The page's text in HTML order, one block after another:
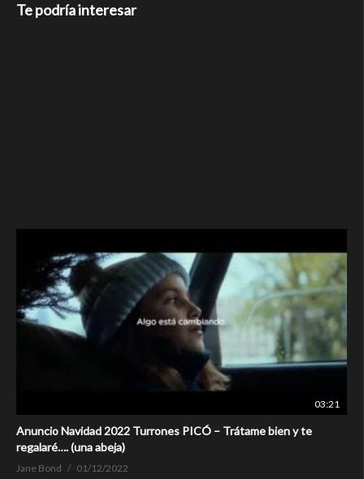
Te podría interesar
03:21
Anuncio Navidad 2022 Turrones PICÓ – Trátame bien y te
regalaré…. (una abeja)
Jane Bond 01/12/2022